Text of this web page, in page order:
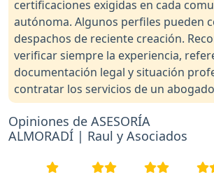
certificaciones exigidas en cada
autónoma. Algunos perfiles pueden
despachos de reciente creación.
verificar siempre la experiencia,
documentación legal y situación
contratar los servicios de un
Opiniones de ASESORÍA
ALMORADÍ | Raul y Asociados